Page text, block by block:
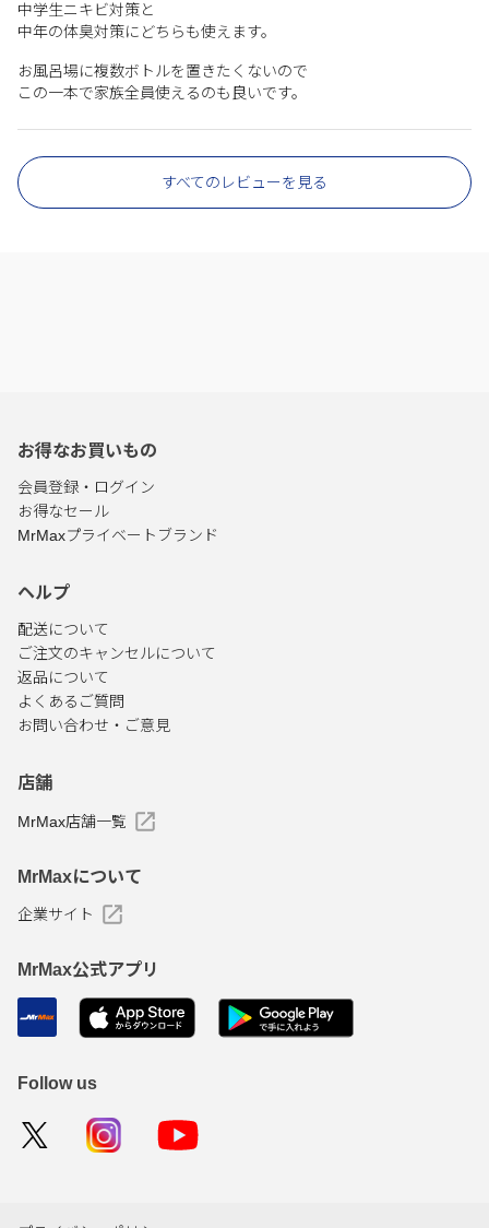
中学生ニキビ対策と
中年の体臭対策にどちらも使えます。
お風呂場に複数ボトルを置きたくないので
この一本で家族全員使えるのも良いです。
すべてのレビューを見る
お得なお買いもの
会員登録・ログイン
お得なセール
MrMaxプライベートブランド
ヘルプ
配送について
ご注文のキャンセルについて
返品について
よくあるご質問
お問い合わせ・ご意見
店舗
MrMax店舗一覧
MrMaxについて
企業サイト
MrMax公式アプリ
Follow us